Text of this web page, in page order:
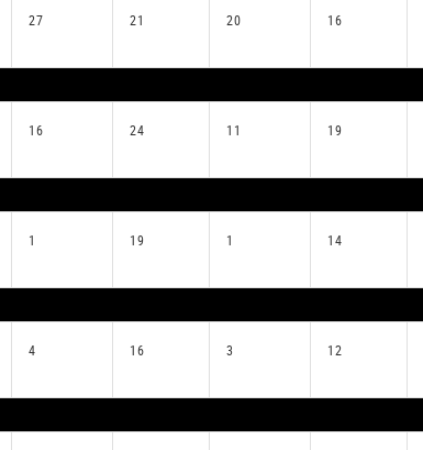
27 21 20 16
16 24 11 19
1 19 1 14
4 16 3 12